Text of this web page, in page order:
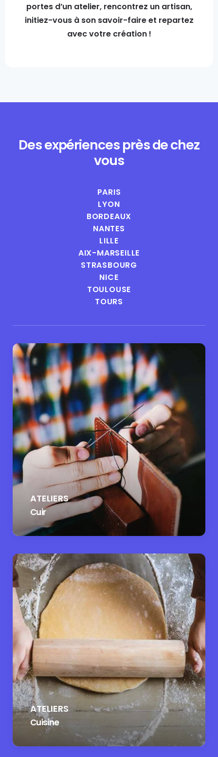
portes d’un atelier, rencontrez un artisan,
initiez-vous à son savoir-faire et repartez
avec votre création !
Des expériences près de chez
vous
PARIS
LYON
BORDEAUX
NANTES
LILLE
AIX-MARSEILLE
STRASBOURG
NICE
TOULOUSE
TOURS
ATELIERS
Cuir
ATELIERS
Cuisine